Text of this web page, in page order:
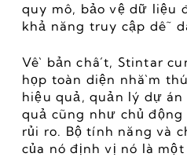
quy mô, bảo vệ dữ liệu
khả năng truy cập dễ
Về bản chất, Stintar
họp toàn diện nhằm
hiệu quả, quản lý dự
quả cũng như chủ
rủi ro. Bộ tính năng và
của nó định vị nó là